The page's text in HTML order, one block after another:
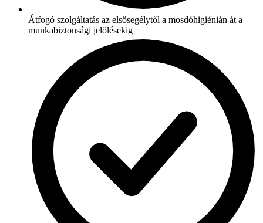
Átfogó szolgáltatás az elsősegélytől a mosdóhigiénián át a
munkabiztonsági jelölésekig